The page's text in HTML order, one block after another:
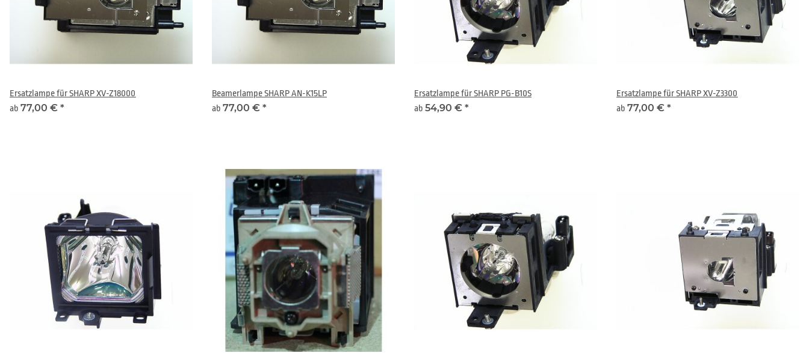
Ersatzlampe für SHARP XV-Z18000
ab 77,00 € *
Beamerlampe SHARP AN-K15LP
ab 77,00 € *
Ersatzlampe für SHARP PG-B10S
ab 54,90 € *
Ersatzlampe für SHARP XV-Z3300
ab 77,00 € *